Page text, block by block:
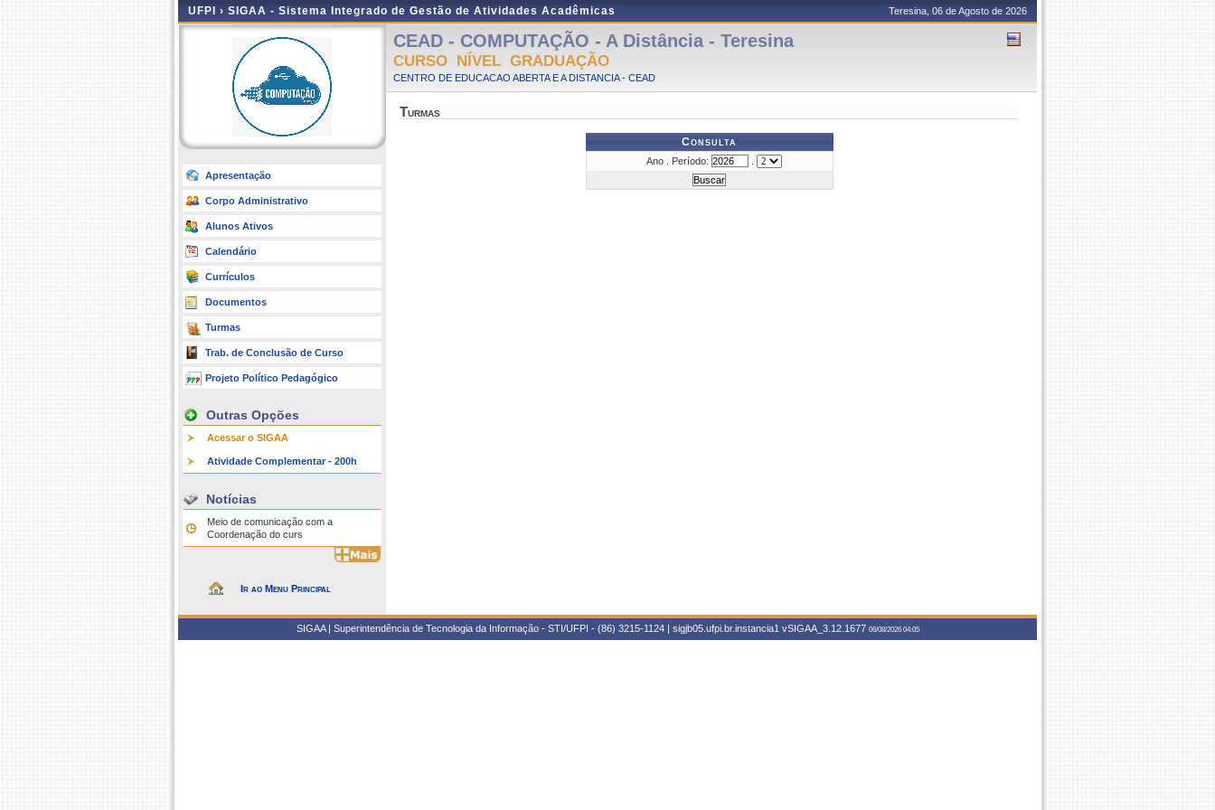
UFPI › SIGAA - Sistema Integrado de Gestão de Atividades Acadêmicas Teresina, 06 de Agosto de 2026
Apresentação
Corpo Administrativo
Alunos Ativos
Calendário
Currículos
Documentos
Turmas
Trab. de Conclusão de Curso
Projeto Político Pedagógico
Outras Opções
Acessar o SIGAA
Atividade Complementar - 200h
Notícias
Meio de comunicação com a
Coordenação do curs
Ir ao Menu Principal
CEAD - COMPUTAÇÃO - A Distância - Teresina
CURSO NÍVEL GRADUAÇÃO
CENTRO DE EDUCACAO ABERTA E A DISTANCIA - CEAD
Turmas
Consulta
Ano . Período:
SIGAA | Superintendência de Tecnologia da Informação - STI/UFPI - (86) 3215-1124 | sigjb05.ufpi.br.instancia1 vSIGAA_3.12.1677 06/08/2026 04:05